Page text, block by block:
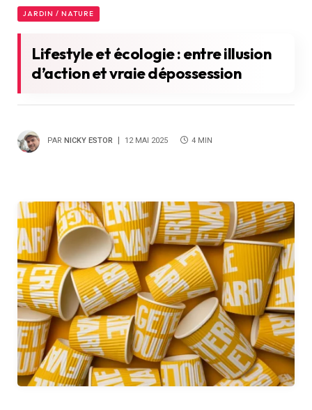
JARDIN / NATURE
Lifestyle et écologie : entre illusion
d’action et vraie dépossession
PAR NICKY ESTOR 12 MAI 2025 4 MIN